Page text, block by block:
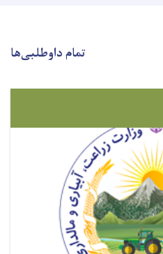
تمام داوطلبی‌ها